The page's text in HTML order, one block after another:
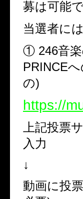
募は可能で
当選者に
① 246音楽
PRINCE
の)
https://
上記投票
入力
↓
動画に投